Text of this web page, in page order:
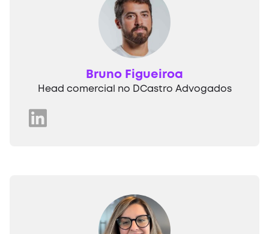
Bruno Figueiroa
Head comercial no DCastro Advogados